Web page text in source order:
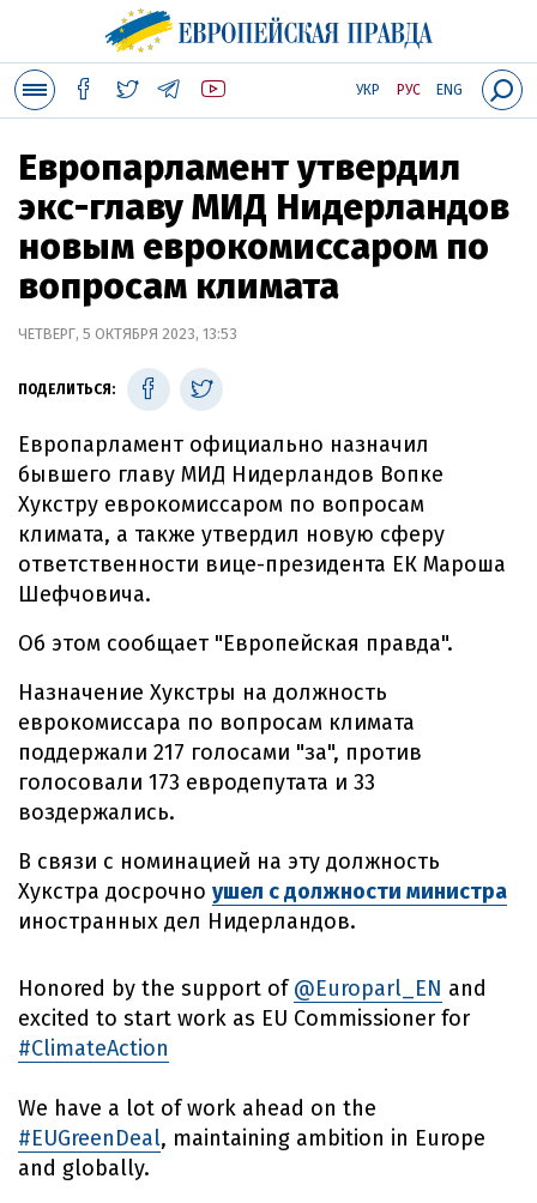
УКР РУС ENG
Европарламент утвердил
экс-главу МИД Нидерландов
новым еврокомиссаром по
вопросам климата
ЧЕТВЕРГ, 5 ОКТЯБРЯ 2023, 13:53
ПОДЕЛИТЬСЯ:
Европарламент официально назначил
бывшего главу МИД Нидерландов Вопке
Хукстру еврокомиссаром по вопросам
климата, а также утвердил новую сферу
ответственности вице-президента ЕК Мароша
Шефчовича.
Об этом сообщает "Европейская правда".
Назначение Хукстры на должность
еврокомиссара по вопросам климата
поддержали 217 голосами "за", против
голосовали 173 евродепутата и 33
воздержались.
В связи с номинацией на эту должность
Хукстра досрочно ушел с должности министра
иностранных дел Нидерландов.
Honored by the support of@Europarl_EN and
excited to start work as EU Commissioner for
#ClimateAction
We have a lot of work ahead on the
#EUGreenDeal, maintaining ambition in Europe
and globally.